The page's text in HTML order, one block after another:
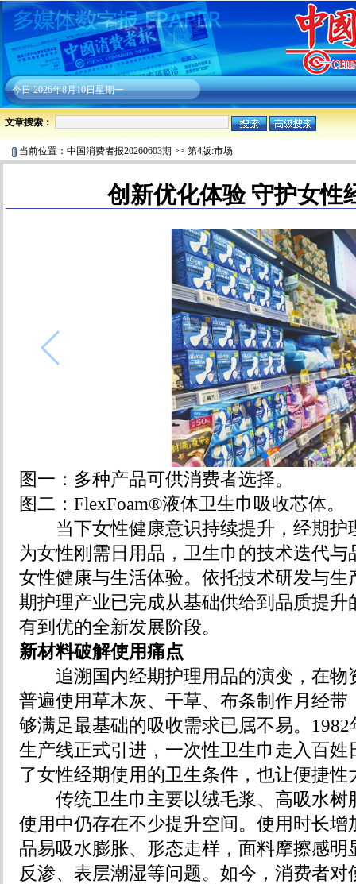
今日2026年8月10日星期一
文章搜索：
当前位置： 中国消费者报20260603期 >> 第4版:市场
创新优化体验 守护女性
图一：多种产品可供消费者选择。
图二：FlexFoam®液体卫生巾吸收芯体。
当下女性健康意识持续提升，经期护
为女性刚需日用品，卫生巾的技术迭代与
女性健康与生活体验。依托技术研发与生
期护理产业已完成从基础供给到品质提升
有到优的全新发展阶段。
新材料破解使用痛点
追溯国内经期护理用品的演变，在物
普遍使用草木灰、干草、布条制作月经带
够满足最基础的吸收需求已属不易。
生产线正式引进，一次性卫生巾走入百姓
了女性经期使用的卫生条件，也让便捷性
传统卫生巾主要以绒毛浆、高吸水树
使用中仍存在不少提升空间。使用时长增
品易吸水膨胀、形态走样，面料摩擦感明
反渗、表层潮湿等问题。如今，消费者